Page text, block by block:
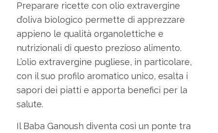
Preparare ricette con olio extravergine
d’oliva biologico permette di apprezzare
appieno le qualità organolettiche e
nutrizionali di questo prezioso alimento.
L’olio extravergine pugliese, in particolare,
con il suo profilo aromatico unico, esalta i
sapori dei piatti e apporta benefici per la
salute.
Il Baba Ganoush diventa così un ponte tra